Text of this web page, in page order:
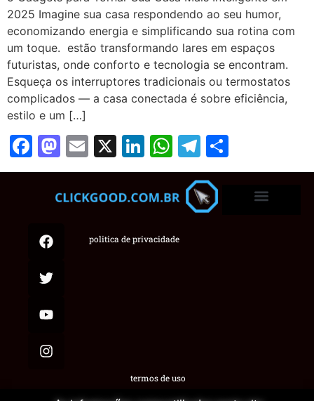
2025 Imagine sua casa respondendo ao seu humor,
economizando energia e simplificando sua rotina com
um toque. estão transformando lares em espaços
futuristas, onde conforto e tecnologia se encontram.
Esqueça os interruptores tradicionais ou termostatos
complicados — a casa conectada é sobre eficiência,
estilo e um […]
Facebook
Mastodon
Email
X LinkedIn
WhatsApp
Telegram
termos de uso
politica de privacidade